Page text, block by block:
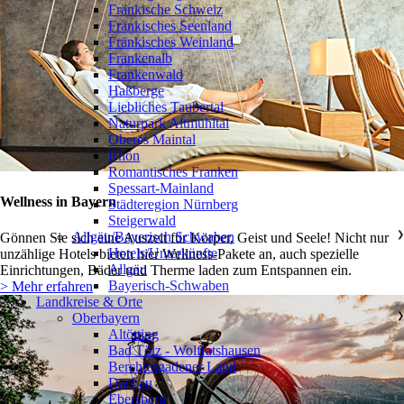
Wellness in Bayern
Gönnen Sie sich eine Auszeit für Körper, Geist und Seele! Nicht nur
unzählige Hotels bieten hier Wellness-Pakete an, auch spezielle
Einrichtungen, Bäder und Therme laden zum Entspannen ein.
> Mehr erfahren
Fränkische Schweiz
Fränkisches Seenland
Fränkisches Weinland
Frankenalb
Frankenwald
Haßberge
Liebliches Taubertal
Naturpark Altmühltal
Oberes Maintal
Rhön
Romantisches Franken
Spessart-Mainland
Städteregion Nürnberg
Steigerwald
Allgäu/Bayerisch Schwaben
❯
Hotels/Unterkünfte
Allgäu
Bayerisch-Schwaben
Landkreise & Orte
Oberbayern
❯
Altötting
Bad Tölz - Wolfratshausen
Berchtesgadener Land
Dachau
Ebersberg